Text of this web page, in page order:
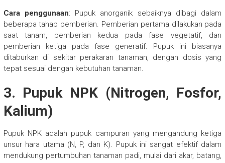
Cara penggunaan: Pupuk anorganik sebaiknya dibagi dalam
beberapa tahap pemberian. Pemberian pertama dilakukan pada
saat tanam, pemberian kedua pada fase vegetatif, dan
pemberian ketiga pada fase generatif. Pupuk ini biasanya
ditaburkan di sekitar perakaran tanaman, dengan dosis yang
tepat sesuai dengan kebutuhan tanaman.
3. Pupuk NPK (Nitrogen, Fosfor,
Kalium)
Pupuk NPK adalah pupuk campuran yang mengandung ketiga
unsur hara utama (N, P, dan K). Pupuk ini sangat efektif dalam
mendukung pertumbuhan tanaman padi, mulai dari akar, batang,